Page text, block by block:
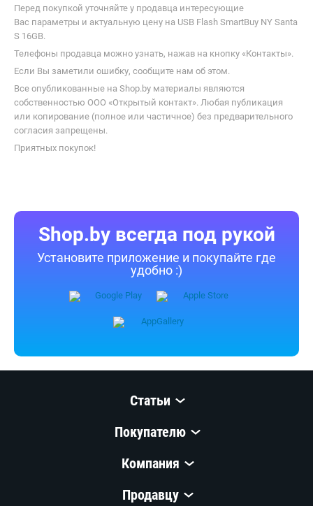
Перед покупкой уточняйте у продавца интересующие
Вас параметры и актуальную цену на USB Flash SmartBuy NY Santa
S 16GB.
Телефоны продавца можно узнать, нажав на кнопку «Контакты».
Если Вы заметили ошибку, сообщите нам об этом.
Все опубликованные на Shop.by материалы являются
собственностью ООО «Открытый контакт». Любая публикация
или копирование (полное или частичное) без предварительного
согласия запрещены.
Приятных покупок!
Shop.by всегда под рукой
Установите приложение и покупайте где
удобно :)
Статьи
Покупателю
Компания
Продавцу